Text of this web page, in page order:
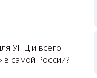
УПЦ и всего
в самой России?